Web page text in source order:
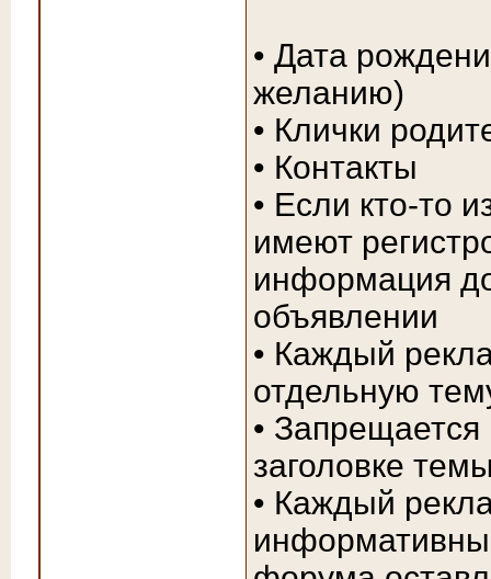
• Дата
желанию)
• Клички
• Контакты
• Если кто-то
имеют
информация
объявлении
• Каждый
отдельную
• Запрещается
заголовке
• Каждый